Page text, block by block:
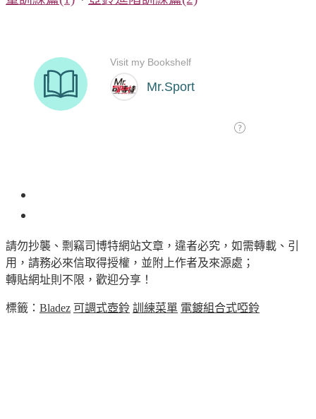
請勿抄襲、剽竊司博特網站文章，違者必究，如需轉載、引
用，請務必來信取得授權，並附上作者及來源處；
轉貼網址則不限，歡迎分享！
標籤： Bladez 可調式壺鈴 訓練菜單 電鍍組合式啞鈴